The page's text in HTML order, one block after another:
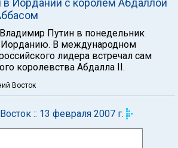
Путин в понедельник
В международном
лидера встречал сам
королевства Абдалла II.
Восток
:: 13 февраля 2007 г.